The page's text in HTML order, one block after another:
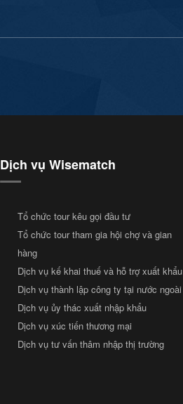
Dịch vụ Wisematch
Tổ chức tour kêu gọi đầu tư
Tổ chức tour tham gia hội chợ và gian
hàng
Dịch vụ kế khai thuế và hỗ trợ xuất khẩu
Dịch vụ thành lập công ty tại nước ngoài
Dịch vụ ủy thác xuất nhập khẩu
Dịch vụ xúc tiến thương mại
Dịch vụ tư vấn thâm nhập thị trường